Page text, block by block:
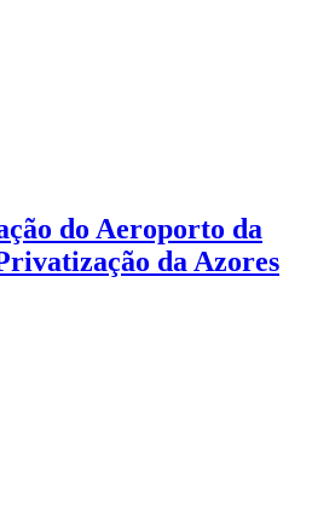
do Aeroporto da
da Azores